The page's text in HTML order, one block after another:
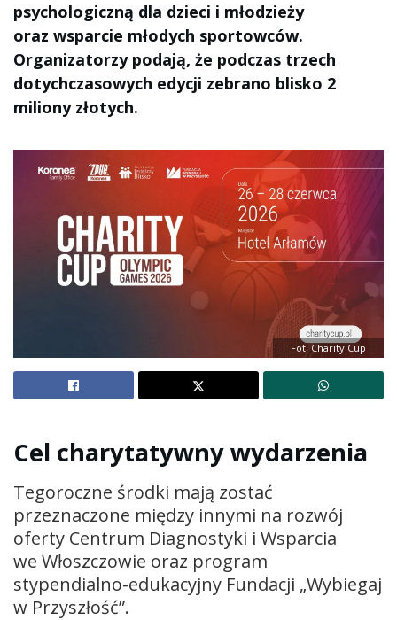
psychologiczną dla dzieci i młodzieży
oraz wsparcie młodych sportowców.
Organizatorzy podają, że podczas trzech
dotychczasowych edycji zebrano blisko 2
miliony złotych.
Fot. Charity Cup
Cel charytatywny wydarzenia
Tegoroczne środki mają zostać
przeznaczone między innymi na rozwój
oferty Centrum Diagnostyki i Wsparcia
we Włoszczowie oraz program
stypendialno-edukacyjny Fundacji „Wybiegaj
w Przyszłość”.